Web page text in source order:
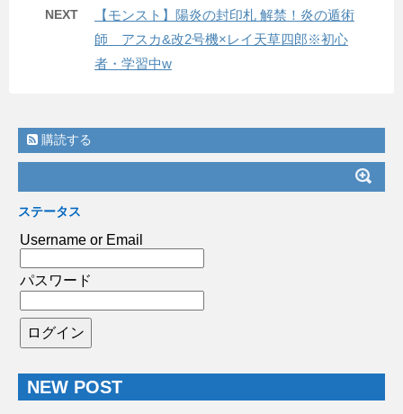
NEXT
【モンスト】陽炎の封印札 解禁！炎の遁術
師 アスカ&改2号機×レイ天草四郎※初心
者・学習中w
購読する
ステータス
Username or Email
パスワード
NEW POST